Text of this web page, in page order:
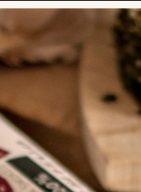
Főoldal
Elfelejtett
cím megadását